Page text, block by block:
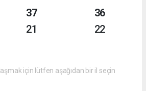
37
21
36
22
için lütfen aşağıdan bir il seçin